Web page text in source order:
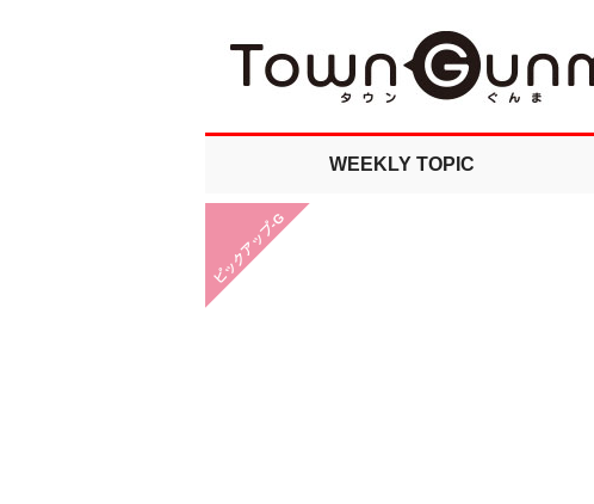
WEEKLY TOPIC
ピックアップ-G